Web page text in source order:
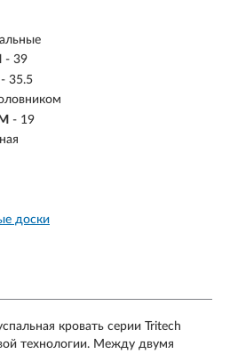
- 39
- 35.5
- 19
доски
кровать серии Tritech
технологии. Между двумя